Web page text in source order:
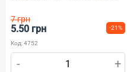
7 грн
5.50 грн -21%
Код: 4752
- +